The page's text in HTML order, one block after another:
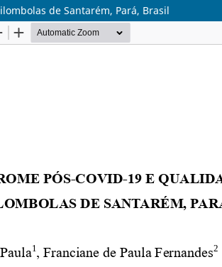
de Santarém, Pará, Brasil